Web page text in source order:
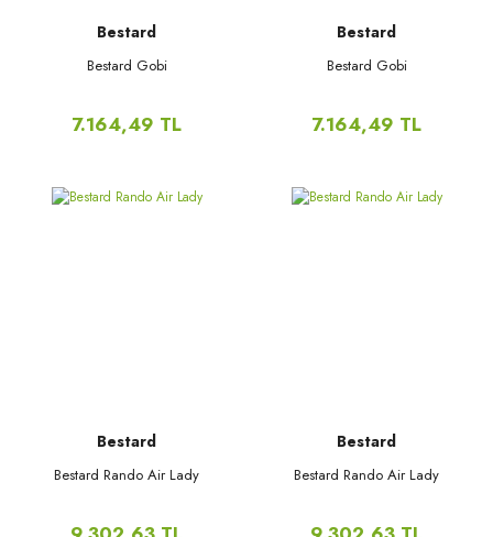
Bestard
Bestard Gobi
7.164,49 TL
Bestard
Bestard Gobi
7.164,49 TL
Bestard
Bestard Rando Air Lady
Bestard
Bestard Rando Air Lady